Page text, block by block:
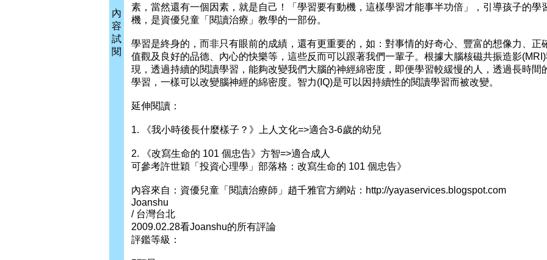
內
容
試
閱
素，當然還有一個因素，就是自己！「學習要有動機，這樣學習才能事半功倍」，引導孩子的學
機，是資優兒童「閱讀治療」教學的一部份。
學習是終身的，而非只有眼前的成績，還有更重要的，如：對事情的好奇心、豐富的想像力、正
值觀及良好的品德、內心的快樂等，這些反而可以跟著我們一輩子。根據大腦核磁共振造影
現，透過持續的閱讀學習，能夠改變我們大腦的神經綿密度，即便學習較緩慢的人，透過長時間
學習，一樣可以改變腦神經的綿密度。智力(IQ)是可以因持續性的閱讀學習而被改變。
延伸閱讀：
1. 《我小時後長什麼樣子？》上人文化=>適合3-6歲的幼兒
2. 《改寫生命的 101 個忠告》方智=>適合成人
可參考許世穎「投資心理學」部落格：改寫生命的 101 個忠告》
內容來自：資優兒童「閱讀治療師」趙千雅官方網站：http://yayaservices.blogspot.com
Joanshu
/ 台灣台北
2009.02.28看Joanshu的所有評論
評鑑等級：